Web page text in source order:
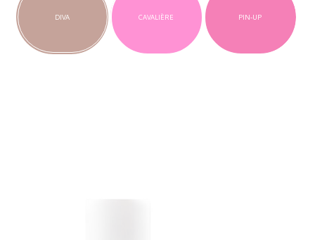
DIVA CAVALIÈRE PIN-UP